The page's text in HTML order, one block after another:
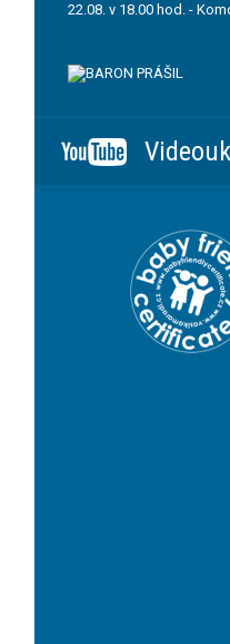
22.08. v 18.00 hod. -